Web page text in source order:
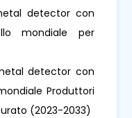
detector con
mondiale per
detector con
Produttori
(2023-2033)